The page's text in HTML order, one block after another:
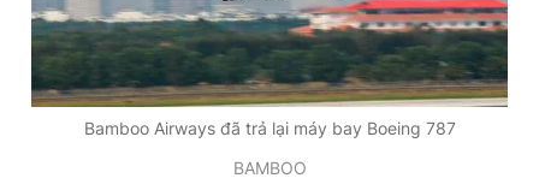
Theo dõi báo trên
Hotline
0906 645 777
Liên hệ quảng cáo
0908 780 404
RSS Tòa soạn
Bamboo Airways đã trả lại máy bay Boeing 787
BAMBOO